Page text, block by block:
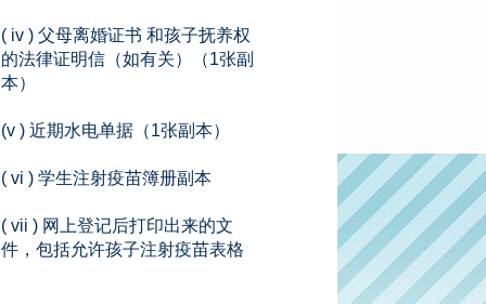
( iv ) 父母离婚证书 和孩子抚养权
的法律证明信（如有关）（1张副
本）
(v ) 近期水电单据（1张副本）
( vi ) 学生注射疫苗簿册副本
( vii ) 网上登记后打印出来的文
件，包括允许孩子注射疫苗表格